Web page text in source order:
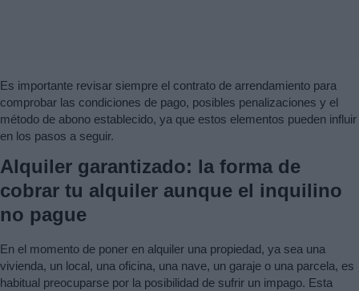
Es importante revisar siempre el contrato de arrendamiento para
comprobar las condiciones de pago, posibles penalizaciones y el
método de abono establecido, ya que estos elementos pueden influir
en los pasos a seguir.
Alquiler garantizado: la forma de
cobrar tu alquiler aunque el inquilino
no pague
En el momento de poner en alquiler una propiedad, ya sea una
vivienda, un local, una oficina, una nave, un garaje o una parcela, es
habitual preocuparse por la posibilidad de sufrir un impago. Esta